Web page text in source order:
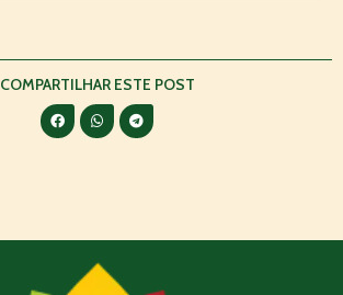
COMPARTILHAR ESTE POST